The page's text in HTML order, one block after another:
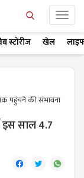
स्टोरीज खेल
पहुंचने की संभावना
इस साल 4.7